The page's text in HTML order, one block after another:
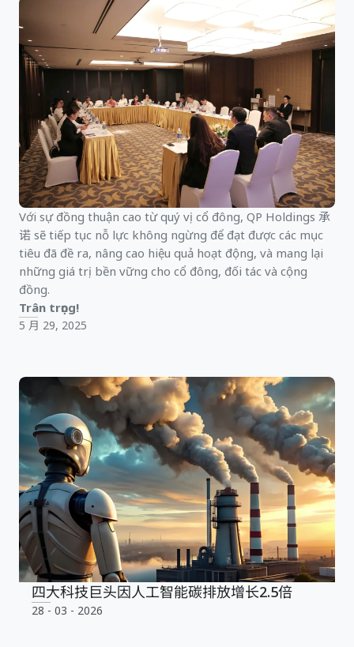
Với sự đồng thuận cao từ quý vị cổ đông, QP Holdings 承
诺 sẽ tiếp tục nỗ lực không ngừng để đạt được các mục
tiêu đã đề ra, nâng cao hiệu quả hoạt động, và mang lại
những giá trị bền vững cho cổ đông, đối tác và cộng
đồng.
Trân trọng!
5 月 29, 2025
四大科技巨头因人工智能碳排放增长2.5倍
28 - 03 - 2026